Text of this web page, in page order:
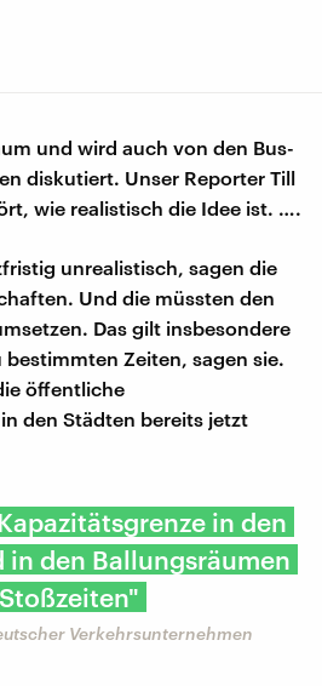
und wird auch von den Bus-
diskutiert. Unser Reporter Till
wie realistisch die Idee ist. ….
unrealistisch, sagen die
Und die müssten den
Das gilt insbesondere
Zeiten, sagen sie.
öffentliche
den Städten bereits jetzt
in den
in den Ballungsräumen
Verkehrsunternehmen